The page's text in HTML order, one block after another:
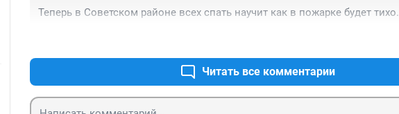
Теперь в Советском районе всех спать научит как в пожарке будет тихо.
Читать все комментарии